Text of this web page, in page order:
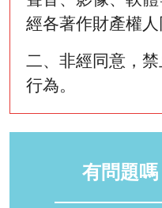
經各著作財產權人
二、非經同意，
行為。
有問題